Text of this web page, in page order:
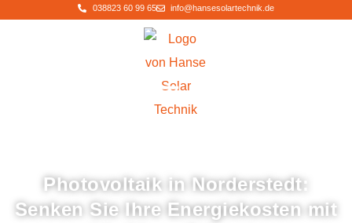
038823 60 99 65 info@hansesolartechnik.de
Photovoltaik in Norderstedt:
Senken Sie Ihre Energiekosten mit